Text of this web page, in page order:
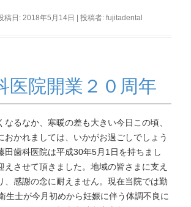
稿日:2018年5月14日 |投稿者:fujitadental
医院開業２０周年
なるなか、寒暖の差も大きい今日この頃、
おかれましては、いかがお過ごしでしょう
田歯科医院は平成30年5月1日を持ちまし
えさせて頂きました。地域の皆さまに支え
、感謝の念に耐えません。現在当院では勤
生士が今月初めから妊娠に伴う体調不良に